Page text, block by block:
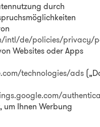
durch
intl/de/policies/privacy/
Websites oder Apps
technologies/ads
Ihnen Werbung